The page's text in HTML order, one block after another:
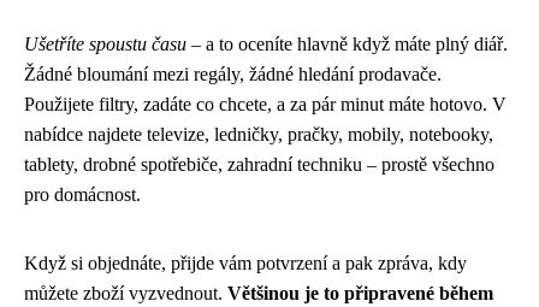
Ušetříte spoustu času – a to oceníte hlavně když máte plný diář.
Žádné bloumání mezi regály, žádné hledání prodavače.
Použijete filtry, zadáte co chcete, a za pár minut máte hotovo. V
nabídce najdete televize, ledničky, pračky, mobily, notebooky,
tablety, drobné spotřebiče, zahradní techniku – prostě všechno
pro domácnost.
Když si objednáte, přijde vám potvrzení a pak zpráva, kdy
můžete zboží vyzvednout. Většinou je to připravené během